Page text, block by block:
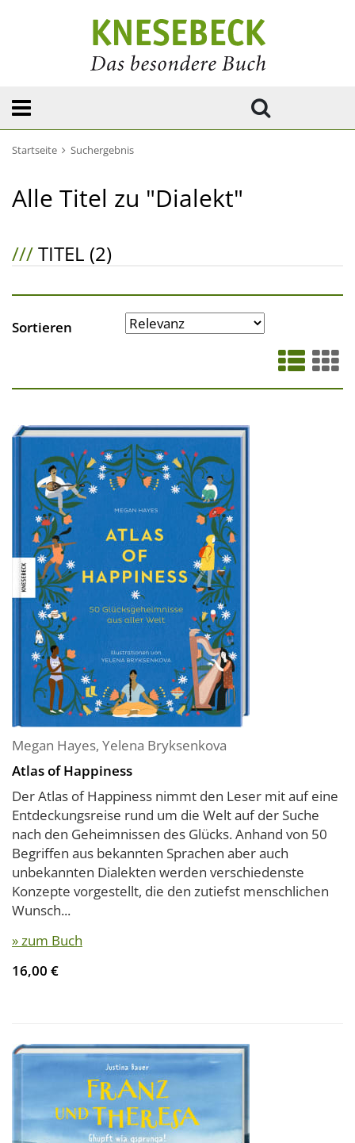
Startseite Suchergebnis
Alle Titel zu "Dialekt"
///TITEL (2)
Sortieren
Megan Hayes, Yelena Bryksenkova
Atlas of Happiness
Der Atlas of Happiness nimmt den Leser mit auf eine
Entdeckungsreise rund um die Welt auf der Suche
nach den Geheimnissen des Glücks. Anhand von 50
Begriffen aus bekannten Sprachen aber auch
unbekannten Dialekten werden verschiedenste
Konzepte vorgestellt, die den zutiefst menschlichen
Wunsch...
» zum Buch
16,00 €